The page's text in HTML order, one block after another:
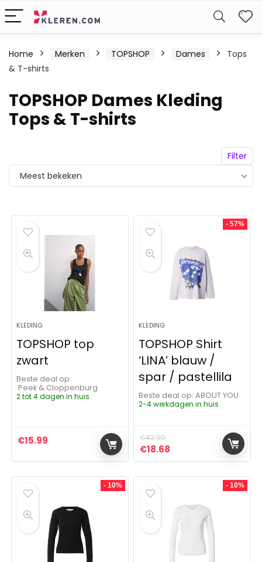
Home Merken TOPSHOP Dames
Tops
& T-shirts
TOPSHOP Dames Kleding
Tops & T-shirts
Filter
Meest bekeken
KLEDING
TOPSHOP top
zwart
Beste deal op:
Peek & Cloppenburg
2 tot 4 dagen in huis
€15.99
- 57%
KLEDING
TOPSHOP Shirt
‘LINA’ blauw /
spar / pastellila
Beste deal op:
ABOUT YOU
2-4 werkdagen in huis
€42.99
Oorspronkelijke prijs
€18.68 Huidige prijs is:
- 10% - 10%